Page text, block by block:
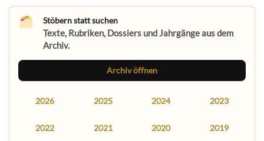
Stöbern statt suchen
Texte, Rubriken, Dossiers und Jahrgänge aus dem
Archiv.
Archiv öffnen
2026 2025 2024 2023
2022 2021 2020 2019